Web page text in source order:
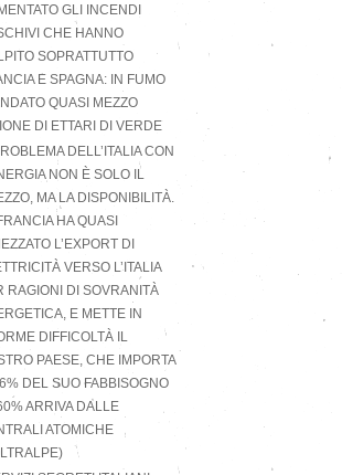
GLI INCENDI
CHE HANNO
SOPRATTUTTO
E SPAGNA: IN FUMO
QUASI MEZZO
DI ETTARI DI VERDE
DELL’ITALIA CON
NON È SOLO IL
MA LA DISPONIBILITÀ.
HA QUASI
L’EXPORT DI
VERSO L’ITALIA
RAGIONI DI SOVRANITÀ
E METTE IN
DIFFICOLTÀ IL
PAESE, CHE IMPORTA
DEL SUO FABBISOGNO
ARRIVA DALLE
ATOMICHE